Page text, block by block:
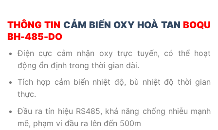
THÔNG TIN CẢM BIẾN OXY HOÀ TAN BOQU
BH-485-DO
Điện cực cảm nhận oxy trực tuyến, có thể hoạt
động ổn định trong thời gian dài.
Tích hợp cảm biến nhiệt độ, bù nhiệt độ thời gian
thực.
Đầu ra tín hiệu RS485, khả năng chống nhiễu mạnh
mẽ, phạm vi đầu ra lên đến 500m